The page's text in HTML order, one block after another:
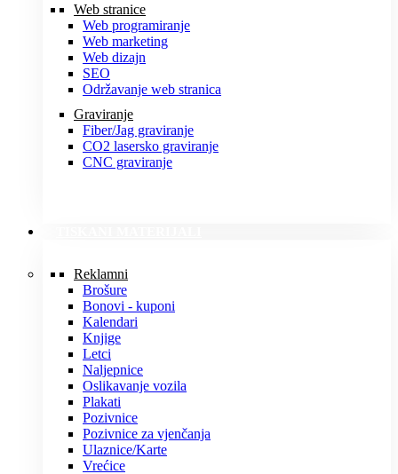
Web stranice
Web programiranje
Web marketing
Web dizajn
SEO
Održavanje web stranica
Graviranje
Fiber/Jag graviranje
CO2 lasersko graviranje
CNC graviranje
Reklamni
Brošure
Bonovi - kuponi
Kalendari
Knjige
Letci
Naljepnice
Oslikavanje vozila
Plakati
Pozivnice
Pozivnice za vjenčanja
Ulaznice/Karte
Vrećice